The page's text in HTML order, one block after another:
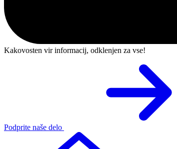
Kakovosten vir informacij, odklenjen za vse!
Podprite naše delo